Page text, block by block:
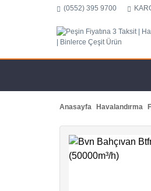
(0552) 395 9700
Anasayfa Havalandırma